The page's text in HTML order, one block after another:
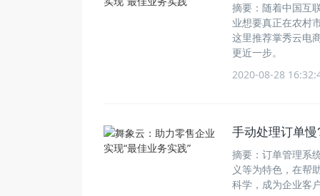
摘要：随着中国互
业想要真正在农村
这里推荐掌秀云电
更近一步。
2020-08-28
手动处理订单
摘要：订单管理系
义等为特色，在帮
科学，成为企业客